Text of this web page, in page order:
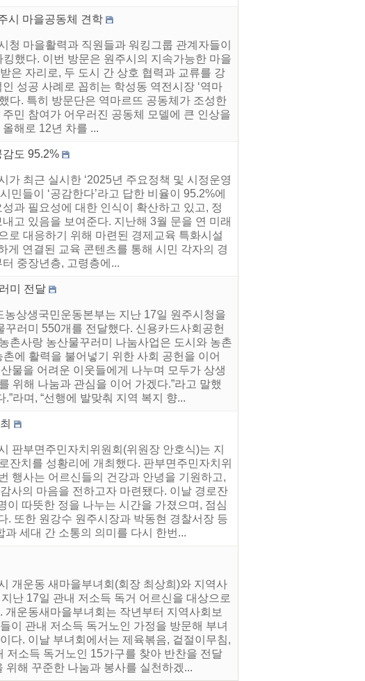
시 마을공동체 견학
청 마을활력과 직원들과 워킹그룹 관계자들이
했다. 이번 방문은 원주시의 지속가능한 마을
은 자리로, 두 도시 간 상호 협력과 교류를 강
성공 사례로 꼽히는 학성동 역전시장 ‘역마
다. 특히 방문단은 역마르뜨 공동체가 조성한
민 참여가 어우러진 공동체 모델에 큰 인상을
해로 12년 차를 ...
도 95.2%
가 최근 실시한 ‘2025년 주요정책 및 시정운영
들이 ‘공감한다’라고 답한 비율이 95.2%에
과 필요성에 대한 인식이 확산하고 있고, 정
고 있음을 보여준다. 지난해 3월 문을 연 미래
로 대응하기 위해 마련된 경제교육 특화시설
게 연결된 교육 콘텐츠를 통해 시민 각자의 경
중장년층, 고령층에...
미 전달
상생국민운동본부는 지난 17일 원주시청을
러미 550개를 전달했다. 신용카드사회공헌
촌사랑 농산물꾸러미 나눔사업은 도시와 농촌
에 활력을 불어넣기 위한 사회 공헌을 이어
물을 어려운 이웃들에게 나누며 모두가 상생
위해 나눔과 관심을 이어 가겠다.”라고 말했
라며, “선행에 발맞춰 지역 복지 향...
판부면주민자치위원회(위원장 안호식)는 지
잔치를 성황리에 개최했다. 판부면주민자치위
행사는 어르신들의 건강과 안녕을 기원하고,
사의 마음을 전하고자 마련됐다. 이날 경로잔
따뜻한 정을 나누는 시간을 가졌으며, 점심
. 또한 원강수 원주시장과 박동현 경찰서장 등
세대 간 소통의 의미를 다시 한번...
개운동 새마을부녀회(회장 최상희)와 지역사
난 17일 관내 저소득 독거 어르신을 대상으로
개운동새마을부녀회는 작년부터 지역사회보
이 관내 저소득 독거노인 가정을 방문해 부녀
다. 이날 부녀회에서는 제육볶음, 겉절이무침,
저소득 독거노인 15가구를 찾아 반찬을 전달
위해 꾸준한 나눔과 봉사를 실천하겠...